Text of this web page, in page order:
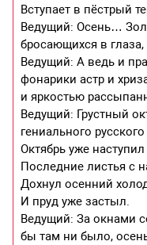
Вступает в пёстрый
Ведущий: Осень…
бросающихся в
Ведущий: А ведь и
фонарики астр и
и яркостью
Ведущий: Грустный
гениального
Октябрь уже
Последние листья с
Дохнул осенний
И пруд уже застыл.
Ведущий: За окнами
бы там ни было,